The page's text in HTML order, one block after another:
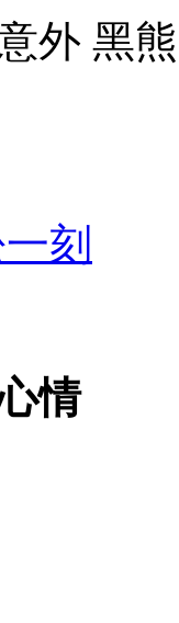
三年来最少
机被起诉
黑熊
刻
情